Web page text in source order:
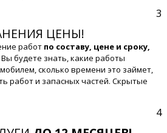
3
ЦЕНЫ!
работ по составу, цене и сроку,
Вы будете знать, какие работы
сколько времени это займет,
работ и запасных частей. Скрытые
4